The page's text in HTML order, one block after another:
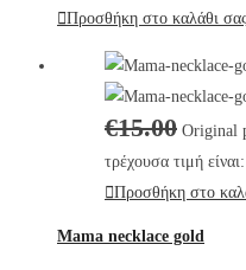
Προσθήκη στο καλάθι σας
€15.00 Original
τρέχουσα τιμή
Προσθήκη στο
Mama necklace gold